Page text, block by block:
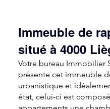
Immeuble de
situé à 4000
Votre bureau Immobilier
présente cet immeuble
urbanistique et
état, celui-ci est